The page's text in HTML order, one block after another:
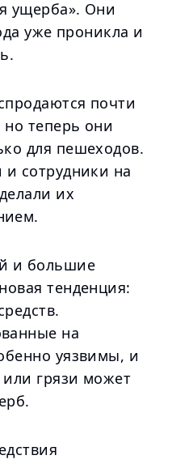
ущерба». Они
уже проникла и
почти
но теперь они
для пешеходов.
и сотрудники на
их
и большие
тенденция:
на
уязвимы, и
грязи может